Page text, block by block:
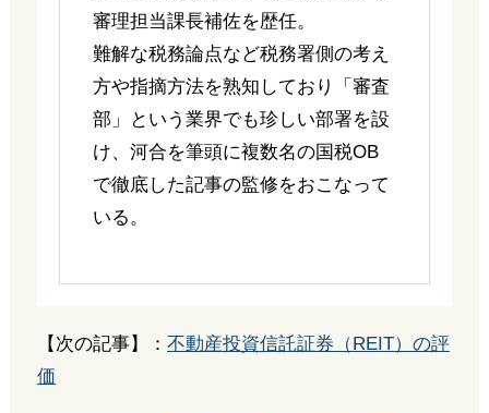
審理担当課長補佐を歴任。
難解な税務論点など税務署側の考え
方や指摘方法を熟知しており「審査
部」という業界でも珍しい部署を設
け、河合を筆頭に複数名の国税OB
で徹底した記事の監修をおこなって
いる。
【次の記事】： 不動産投資信託証券（REIT）の評
価